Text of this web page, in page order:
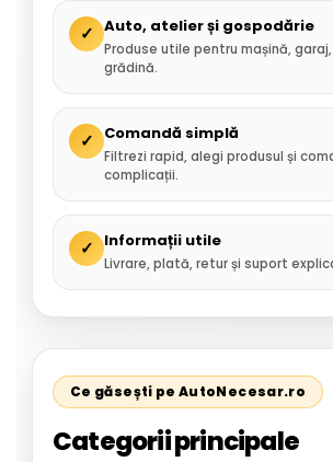
✓ Auto, atelier și gospodărie
Produse utile pentru mașină,
grădină.
✓ Comandă simplă
Filtrezi rapid, alegi produsul și
complicații.
✓ Informații utile
Livrare, plată, retur și suport
Ce găsești pe AutoNecesar.ro
Categorii principale